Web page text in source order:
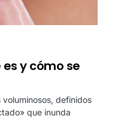
y cómo se
voluminosos, definidos
que inunda